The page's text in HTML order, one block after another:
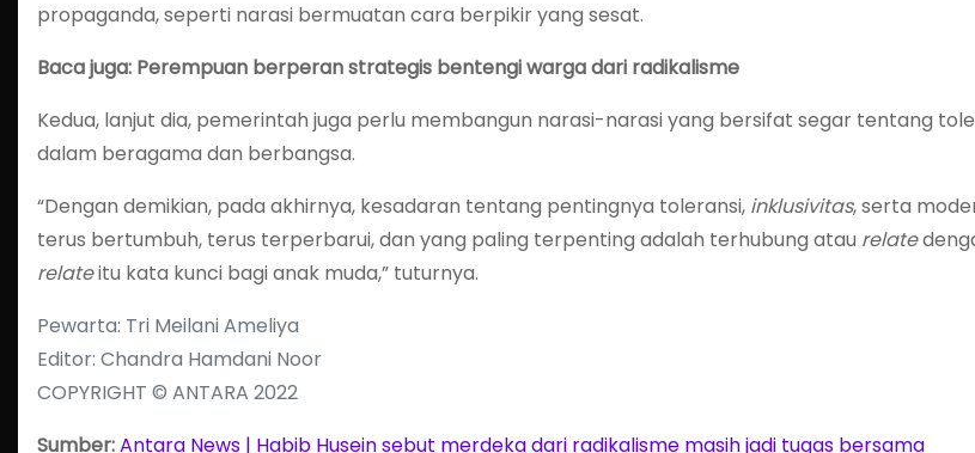
propaganda, seperti narasi bermuatan cara berpikir yang sesat.
Baca juga: Perempuan berperan strategis bentengi warga dari radikalisme
Kedua, lanjut dia, pemerintah juga perlu membangun narasi-narasi yang bersifat segar tentang
dalam beragama dan berbangsa.
“Dengan demikian, pada akhirnya, kesadaran tentang pentingnya toleransi, inklusivitas, serta
terus bertumbuh, terus terperbarui, dan yang paling terpenting adalah terhubung atau relate
relateitu kata kunci bagi anak muda,” tuturnya.
Pewarta: Tri Meilani Ameliya
Editor: Chandra Hamdani Noor
COPYRIGHT © ANTARA 2022
Sumber:Antara News | Habib Husein sebut merdeka dari radikalisme masih jadi tugas bersama